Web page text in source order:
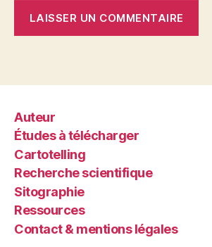
Auteur
Études à télécharger
Cartotelling
Recherche scientifique
Sitographie
Ressources
Contact & mentions légales